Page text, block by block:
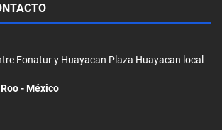
Fonatur y Huayacan Plaza Huayacan local
- México